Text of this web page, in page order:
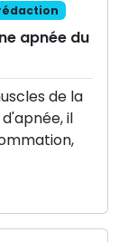
apnée du
de la
il